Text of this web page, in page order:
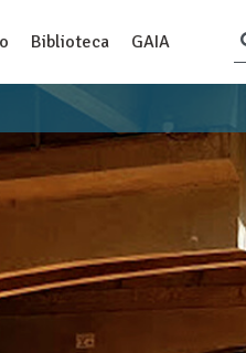
Biblioteca GAIA